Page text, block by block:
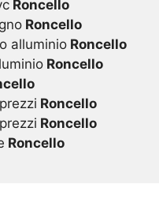
Roncello
Roncello
alluminio Roncello
Roncello
Roncello
Roncello
Roncello